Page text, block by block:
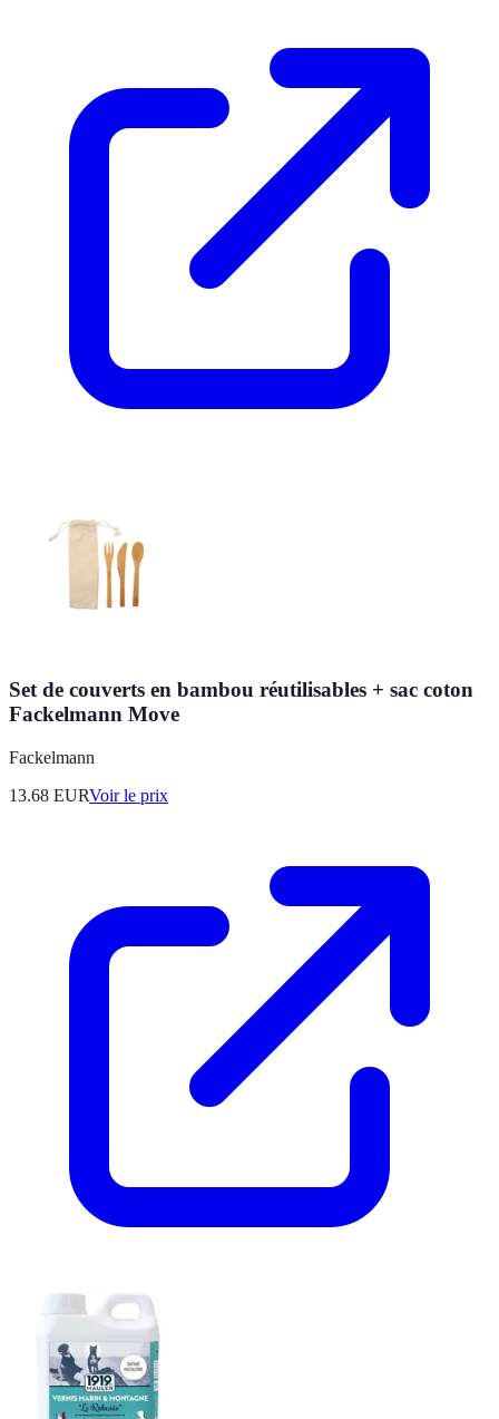
Set de couverts en bambou réutilisables + sac coton
Fackelmann Move
Fackelmann
13.68 EURVoir le prix